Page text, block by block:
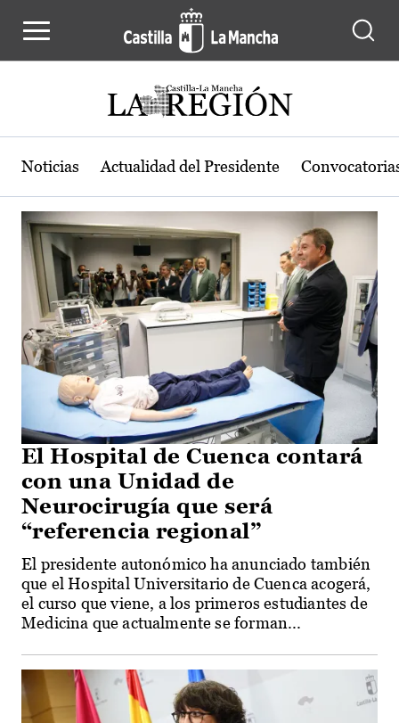
Actualidad de la región de Castilla-
Noticias Actualidad del Presidente
El Hospital de Cuenca contará
con una Unidad de
Neurocirugía que será
“referencia regional”
El presidente autonómico ha anunciado también
que el Hospital Universitario de Cuenca acogerá,
el curso que viene, a los primeros estudiantes de
Medicina que actualmente se forman...